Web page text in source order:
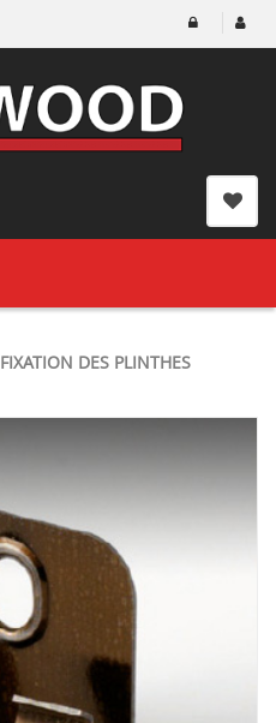
FIXATION DES PLINTHES